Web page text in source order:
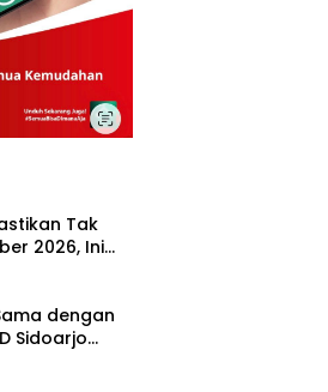
Tak
2026, Ini
dengan
Sidoarjo
Farmasi